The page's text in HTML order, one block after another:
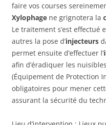
faire vos courses
Xylophage ne grignotera la
Le traitement s’est effectué
autres la pose d’injecteurs
permet ensuite d’effectuer l’
afin d’éradiquer les
(Équipement de Protection
obligatoires pour mener
assurant la sécurité du